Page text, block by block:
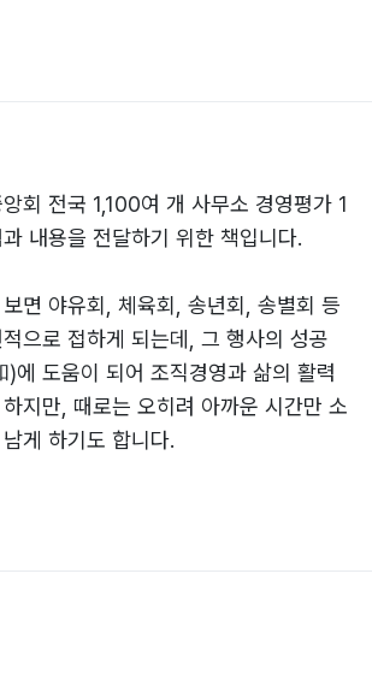
회 전국 1,100여 개 사무소 경영평가 1
내용을 전달하기 위한 책입니다.
면 야유회, 체육회, 송년회, 송별회 등
으로 접하게 되는데, 그 행사의 성공
에 도움이 되어 조직경영과 삶의 활력
지만, 때로는 오히려 아까운 시간만 소
게 하기도 합니다.
소규모 단위의 동창회 등 작은 모임뿐만
사예절과 매너까지 기술하였습니다.